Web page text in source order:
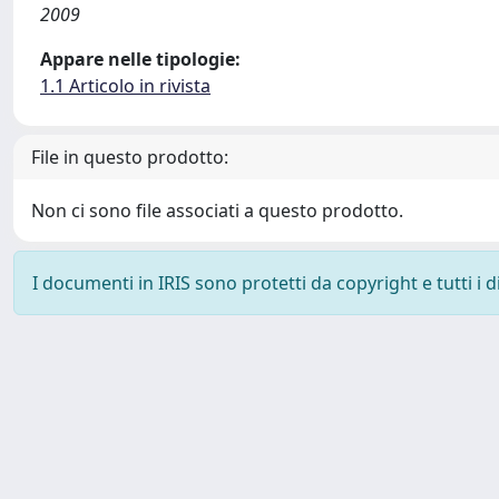
2009
Appare nelle tipologie:
1.1 Articolo in rivista
File in questo prodotto:
Non ci sono file associati a questo prodotto.
I documenti in IRIS sono protetti da copyright e tutti i